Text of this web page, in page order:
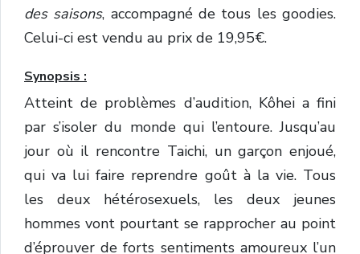
des saisons, accompagné de tous les goodies.
Celui-ci est vendu au prix de 19,95€.
Synopsis :
Atteint de problèmes d’audition, Kôhei a fini
par s’isoler du monde qui l’entoure. Jusqu’au
jour où il rencontre Taichi, un garçon enjoué,
qui va lui faire reprendre goût à la vie. Tous
les deux hétérosexuels, les deux jeunes
hommes vont pourtant se rapprocher au point
d’éprouver de forts sentiments amoureux l’un